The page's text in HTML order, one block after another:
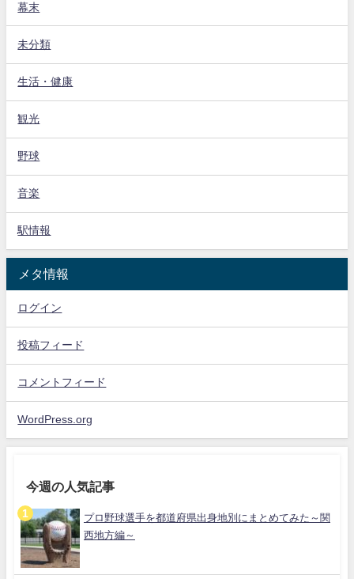
幕末
未分類
生活・健康
観光
野球
音楽
駅情報
メタ情報
ログイン
投稿フィード
コメントフィード
WordPress.org
今週の人気記事
プロ野球選手を都道府県出身地別にまとめてみた～関
西地方編～